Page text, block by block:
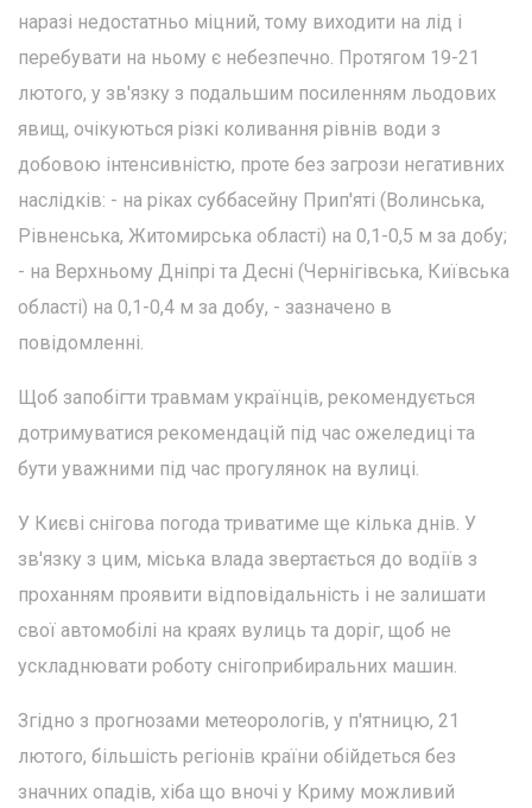
наразі недостатньо міцний, тому виходити на лід і
перебувати на ньому є небезпечно. Протягом 19-21
лютого, у зв'язку з подальшим посиленням льодових
явищ, очікуються різкі коливання рівнів води з
добовою інтенсивністю, проте без загрози негативних
наслідків: - на ріках суббасейну Прип'яті (Волинська,
Рівненська, Житомирська області) на 0,1-0,5 м за добу;
- на Верхньому Дніпрі та Десні (Чернігівська, Київська
області) на 0,1-0,4 м за добу, - зазначено в
повідомленні.
Щоб запобігти травмам українців, рекомендується
дотримуватися рекомендацій під час ожеледиці та
бути уважними під час прогулянок на вулиці.
У Києві снігова погода триватиме ще кілька днів. У
зв'язку з цим, міська влада звертається до водіїв з
проханням проявити відповідальність і не залишати
свої автомобілі на краях вулиць та доріг, щоб не
ускладнювати роботу снігоприбиральних машин.
Згідно з прогнозами метеорологів, у п'ятницю, 21
лютого, більшість регіонів країни обійдеться без
значних опадів, хіба що вночі у Криму можливий